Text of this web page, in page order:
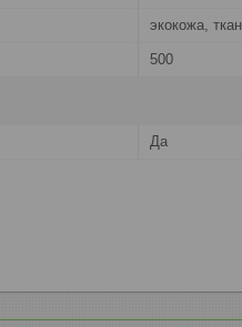
экокожа,
500
Да